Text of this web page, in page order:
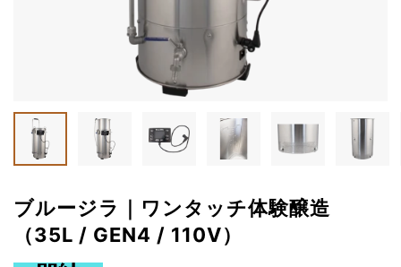
ブルージラ｜ワンタッチ体験醸造
（35L / GEN4 / 110V）